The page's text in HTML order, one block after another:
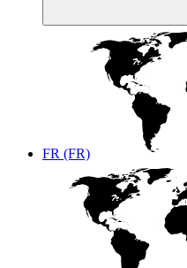
FR (FR)